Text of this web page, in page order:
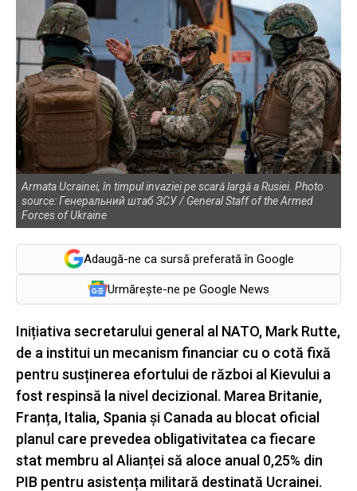
Armata Ucrainei, în timpul invaziei pe scară largă a Rusiei. Photo
source: Генеральний штаб ЗСУ / General Staff of the Armed
Forces of Ukraine
Adaugă-ne ca sursă preferată în Google
Urmărește-ne pe Google News
Inițiativa secretarului general al NATO, Mark Rutte,
de a institui un mecanism financiar cu o cotă fixă
pentru susținerea efortului de război al Kievului a
fost respinsă la nivel decizional. Marea Britanie,
Franța, Italia, Spania și Canada au blocat oficial
planul care prevedea obligativitatea ca fiecare
stat membru al Alianței să aloce anual 0,25% din
PIB pentru asistența militară destinată Ucrainei.